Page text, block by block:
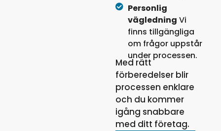
Personlig
vägledning Vi
finns tillgängliga
om frågor uppstår
under processen.
Med rätt
förberedelser blir
processen enklare
och du kommer
igång snabbare
med ditt företag.